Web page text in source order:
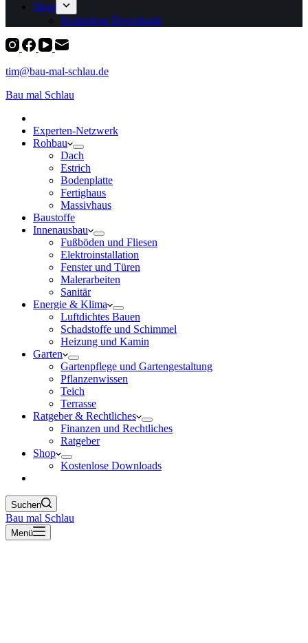
Shop
Kostenlose Downloads
tim@bau-mal-schlau.de
Bau mal Schlau
Experten-Netzwerk
Rohbau
Dach
Estrich
Bodenplatte
Fertighaus
Massivhaus
Baustoffe
Innenausbau
Fußböden und Fliesen
Elektroinstallation
Fenster und Türen
Malerarbeiten
Sanitär
Energie & Klima
Luftdichtes Bauen
Schadstoffe und Schimmel
Heizung und Kamin
Garten
Gartenpflege und Gartengestaltung
Pflanzenwissen
Teich
Terrasse
Ratgeber & Rechtliches
Finanzen und Rechtliches
Ratgeber
Shop
Kostenlose Downloads
Suchen
Bau mal Schlau
Menü